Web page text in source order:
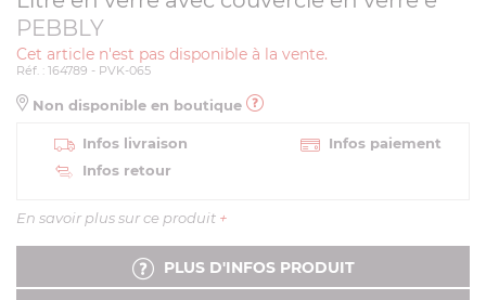
PEBBLY
Cet article n'est pas disponible à la vente.
Réf. : 164789 - PVK-065
Non disponible en boutique
Infos livraison
Infos paiement
Infos retour
En savoir plus sur ce produit +
PLUS D'INFOS PRODUIT